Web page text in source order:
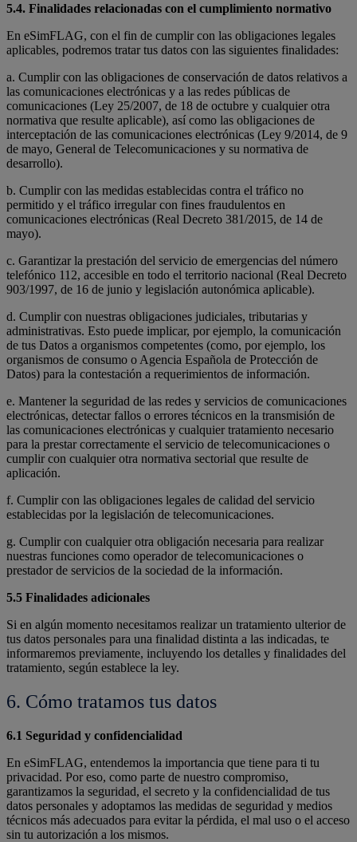
5.4. Finalidades relacionadas con el cumplimiento normativo
En eSimFLAG, con el fin de cumplir con las obligaciones legales
aplicables, podremos tratar tus datos con las siguientes finalidades:
a. Cumplir con las obligaciones de conservación de datos relativos a
las comunicaciones electrónicas y a las redes públicas de
comunicaciones (Ley 25/2007, de 18 de octubre y cualquier otra
normativa que resulte aplicable), así como las obligaciones de
interceptación de las comunicaciones electrónicas (Ley 9/2014, de 9
de mayo, General de Telecomunicaciones y su normativa de
desarrollo).
b. Cumplir con las medidas establecidas contra el tráfico no
permitido y el tráfico irregular con fines fraudulentos en
comunicaciones electrónicas (Real Decreto 381/2015, de 14 de
mayo).
c. Garantizar la prestación del servicio de emergencias del número
telefónico 112, accesible en todo el territorio nacional (Real Decreto
903/1997, de 16 de junio y legislación autonómica aplicable).
d. Cumplir con nuestras obligaciones judiciales, tributarias y
administrativas. Esto puede implicar, por ejemplo, la comunicación
de tus Datos a organismos competentes (como, por ejemplo, los
organismos de consumo o Agencia Española de Protección de
Datos) para la contestación a requerimientos de información.
e. Mantener la seguridad de las redes y servicios de comunicaciones
electrónicas, detectar fallos o errores técnicos en la transmisión de
las comunicaciones electrónicas y cualquier tratamiento necesario
para la prestar correctamente el servicio de telecomunicaciones o
cumplir con cualquier otra normativa sectorial que resulte de
aplicación.
f. Cumplir con las obligaciones legales de calidad del servicio
establecidas por la legislación de telecomunicaciones.
g. Cumplir con cualquier otra obligación necesaria para realizar
nuestras funciones como operador de telecomunicaciones o
prestador de servicios de la sociedad de la información.
5.5 Finalidades adicionales
Si en algún momento necesitamos realizar un tratamiento ulterior de
tus datos personales para una finalidad distinta a las indicadas, te
informaremos previamente, incluyendo los detalles y finalidades del
tratamiento, según establece la ley.
6. Cómo tratamos tus datos
6.1 Seguridad y confidencialidad
En eSimFLAG, entendemos la importancia que tiene para ti tu
privacidad. Por eso, como parte de nuestro compromiso,
garantizamos la seguridad, el secreto y la confidencialidad de tus
datos personales y adoptamos las medidas de seguridad y medios
técnicos más adecuados para evitar la pérdida, el mal uso o el acceso
sin tu autorización a los mismos.